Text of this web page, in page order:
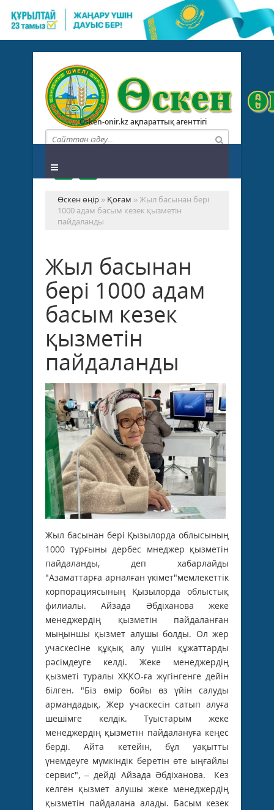
Osken-onir.kz ақпараттық агенттігі
Өскен өңір » Қоғам » Жыл басынан бері
1000 адам басым кезек қызметін
пайдаланды
Жыл басынан
бері 1000 адам
басым кезек
қызметін
пайдаланды
Жыл басынан бері Қызылорда облысының
1000 тұрғыны дербес мнеджер қызметін
пайдаланды, деп хабарлайды
"Азаматтарға арналған үкімет"мемлекеттік
корпорациясының Қызылорда облыстық
филиалы. Айзада Әбдіханова жеке
менеджердің қызметін пайдаланған
мыңыншы қызмет алушы болды. Ол жер
учаскесіне құқық алу үшін құжаттарды
рәсімдеуге келді. Жеке менеджердің
қызметі туралы ХҚКО-ға жүгінгенге дейін
білген. "Біз өмір бойы өз үйін салуды
армандадық. Жер учаскесін сатып алуға
шешімге келдік. Туыстарым жеке
менеджердің қызметін пайдалануға кеңес
берді. Айта кетейін, бұл уақытты
үнемдеуге мүмкіндік беретін өте ыңғайлы
сервис", – дейді Айзада Әбдіханова. Кез
келген қызмет алушы жеке менеджердің
қызметін пайдалана алады. Басым кезек